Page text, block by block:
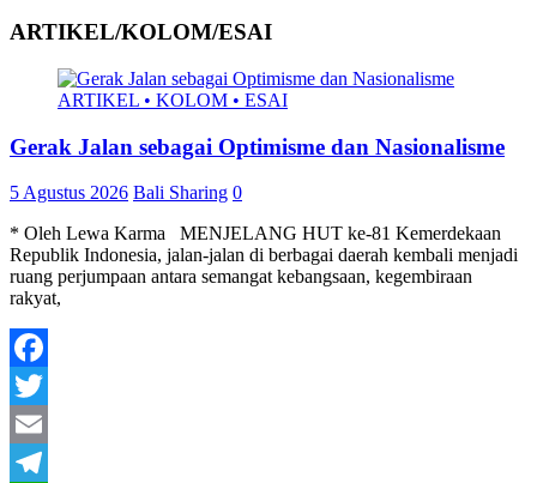
ARTIKEL/KOLOM/ESAI
ARTIKEL • KOLOM • ESAI
Gerak Jalan sebagai Optimisme dan Nasionalisme
5 Agustus 2026 Bali Sharing 0
* Oleh Lewa Karma MENJELANG HUT ke-81 Kemerdekaan
Republik Indonesia, jalan-jalan di berbagai daerah kembali menjadi
ruang perjumpaan antara semangat kebangsaan, kegembiraan
rakyat,
Facebook
Twitter
Email